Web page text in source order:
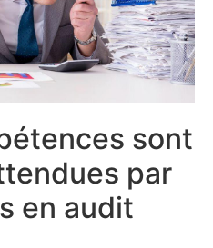
sont
par
en audit